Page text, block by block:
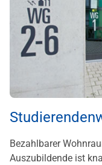
Bezahlbarer
Auszubildende ist